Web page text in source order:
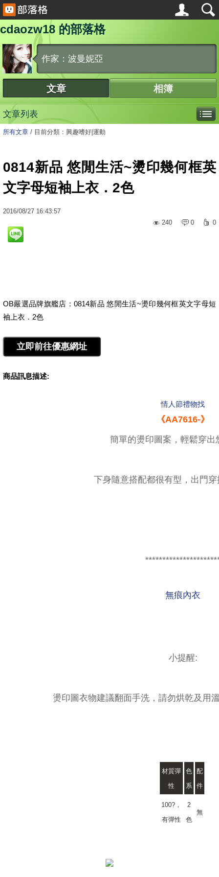
cdaozw18 的部落格
作家：波曼妮亞
文章 相簿
文章列表
所有文章 / 目前分類：興趣嗜好|運動
0814新品 悠閒生活~燙印幾何框英
文字母短袖上衣．2色
2016/08/27 16:43:57
240
0 0
OB嚴選品牌旗艦店：0814新品 悠閒生活~燙印幾何框英文字母短
袖上衣．2色
商品訊息描述:
情人節禮物找
《AA7616-》
簡單的燙印圖案，輕鬆穿出
下身隨意搭配都很有型，出門
無痕內衣
小提醒:
燙印圖衣物建議翻面手洗，請勿烘乾及用
材質彈
性
色
系
配
件
100?，
有彈性
2
色
無